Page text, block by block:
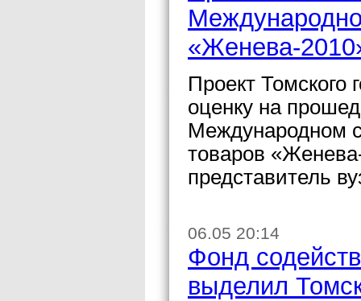
«Женева-
Проект Томского
оценку на
Международном
товаров
представитель
06.05 20:14
Фонд
выделил